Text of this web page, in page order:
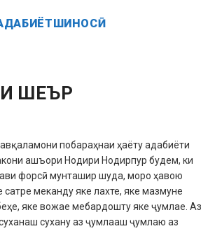
АДАБИЁТШИНОСӢ
ШЕЪР
побараҳнаи ҳаёту адабиёти
ашъори Нодири Нодирпур будем, ки
форсӣ мунташир шуда, моро ҳавою
меканду яке лахте, яке мазмуне
яке вожае мебардошту яке ҷумлае. Аз
сухану аз ҷумлааш ҷумлаю аз